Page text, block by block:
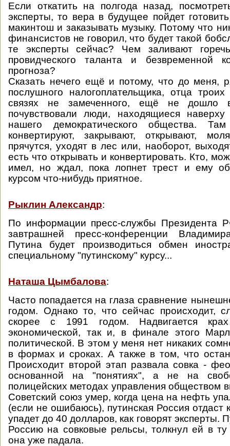
Если откатить на полгода назад,
эксперты, то вера в будущее пойдет
макинтош и заказывать музыку. Потому что
финансистов не говорил, что будет такой
те эксперты сейчас? Чем заливают
провидческого таланта и безвременной
прогноза?
Сказать нечего ещё и потому, что до меня,
послушного налогоплательщика, отца
связях не замеченного, ещё не дошло
почувствовали люди, находящиеся
нашего демократического общества.
конвертируют, закрывают, открывают,
прячутся, уходят в лес или, наоборот,
есть что открывать и конвертировать. Кто,
имел, но ждал, пока лопнет трест и ему
курсом что-нибудь приятное.
Рыклин Александр:
По информации пресс-службы Президента
завтрашней пресс-конференции
Путина будет производиться обмен
специальному "путинскому" курсу...
Наташа Цымбалова:
Часто попадается на глаза сравнение
годом. Однако то, что сейчас происходит,
скорее с 1991 годом. Надвигается
экономической, так и, в финале этого
политической. В этом у меня нет никаких
в формах и сроках. А также в том, что
Происходит второй этап развала совка -
основанной на "понятиях", а не на
полицейских методах управления обществом
Советский союз умер, когда цена на нефть
(если не ошибаюсь), путинская Россия отдаст
упадет до 40 долларов, как говорят эксперты.
Россию на совковые рельсы, толкнул ей в ту
она уже падала.